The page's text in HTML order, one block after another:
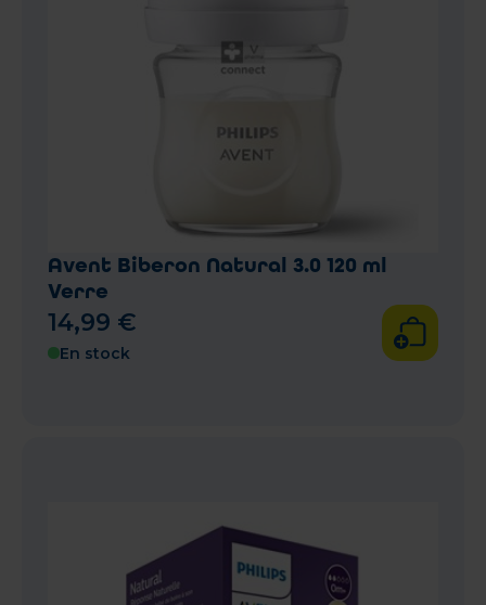
Avent Biberon Natural 3.0 120 ml
Verre
14,99 €
En stock